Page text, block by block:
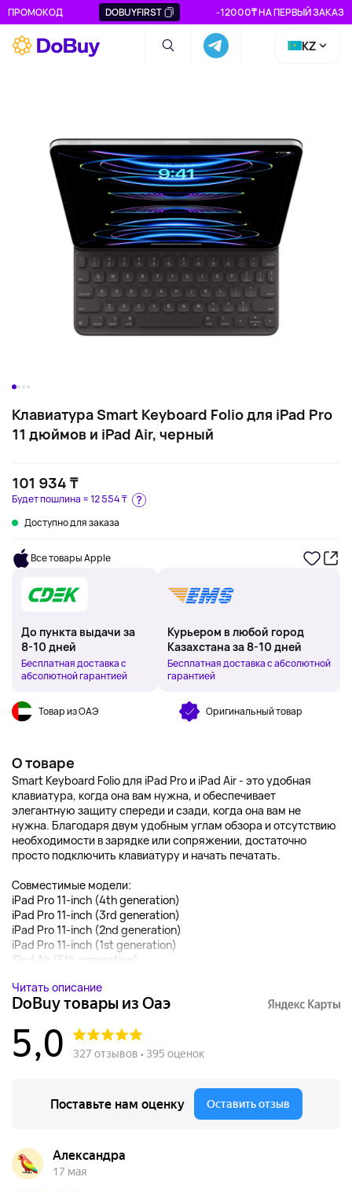
ПРОМОКОД DOBUYFIRST -12000₸ НА ПЕРВЫЙ ЗАКАЗ
KZ
Клавиатура Smart Keyboard Folio для iPad Pro
11 дюймов и iPad Air, черный
101 934 ₸
Доступно для заказа
Будет пошлина ≈12 554 ₸
Все товары Apple
До пункта выдачи за
8-10 дней
Бесплатная доставка с
абсолютной гарантией
Курьером в любой город
Казахстана за 8-10 дней
Бесплатная доставка с абсолютной
гарантией
Товар из ОАЭ Оригинальный товар
О товаре
Smart Keyboard Folio для iPad Pro и iPad Air - это удобная
клавиатура, когда она вам нужна, и обеспечивает
элегантную защиту спереди и сзади, когда она вам не
нужна. Благодаря двум удобным углам обзора и отсутствию
необходимости в зарядке или сопряжении, достаточно
просто подключить клавиатуру и начать печатать.
Совместимые модели:
iPad Pro 11-inch (4th generation)
iPad Pro 11-inch (3rd generation)
iPad Pro 11-inch (2nd generation)
iPad Pro 11-inch (1st generation)
iPad Air (5th generation)...
Читать описание